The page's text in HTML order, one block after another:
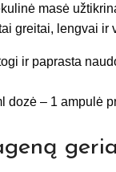
masė
greitai, lengvai ir
ir paprasta
dozė – 1 ampulė